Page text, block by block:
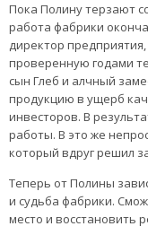
Пока Полину терзают
работа фабрики
директор
проверенную годами
сын Глеб и алчный
продукцию в ущерб
инвесторов. В
работы. В это же
который вдруг решил
Теперь от Полины
и судьба фабрики.
место и восстановить